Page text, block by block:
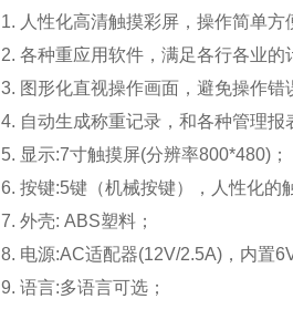
1. 人性化高清触摸彩屏，操作简单方
2. 各种重应用软件，满足各行各业的
3. 图形化直视操作画面，避免操作错
4. 自动生成称重记录，和各种管理报
5. 显示:7寸触摸屏(分辨率800*480)
6. 按键:5键（机械按键），人性化的
7. 外壳: ABS塑料；
8. 电源:AC适配器(12V/2.5A)，内置
9. 语言:多语言可选；